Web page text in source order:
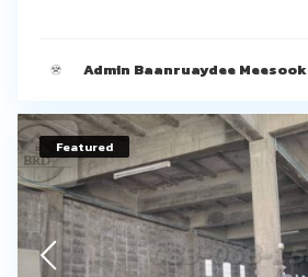
Admin Baanruaydee Meesook
Featured